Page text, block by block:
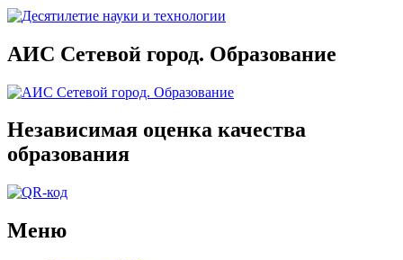
АИС Сетевой город. Образование
Независимая оценка качества
образования
Меню